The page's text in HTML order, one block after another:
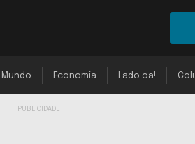
Mundo Economia Lado oa!